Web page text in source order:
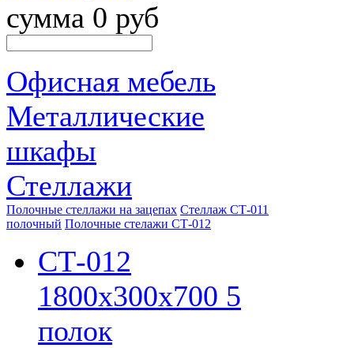
сумма 0 руб
Офисная мебель
Металлические
шкафы
Стеллажи
Полочные стеллажи на зацепах Стеллаж СТ-011
полочный Полочные стелажи СТ-012
СТ-012
1800х300х700 5
полок